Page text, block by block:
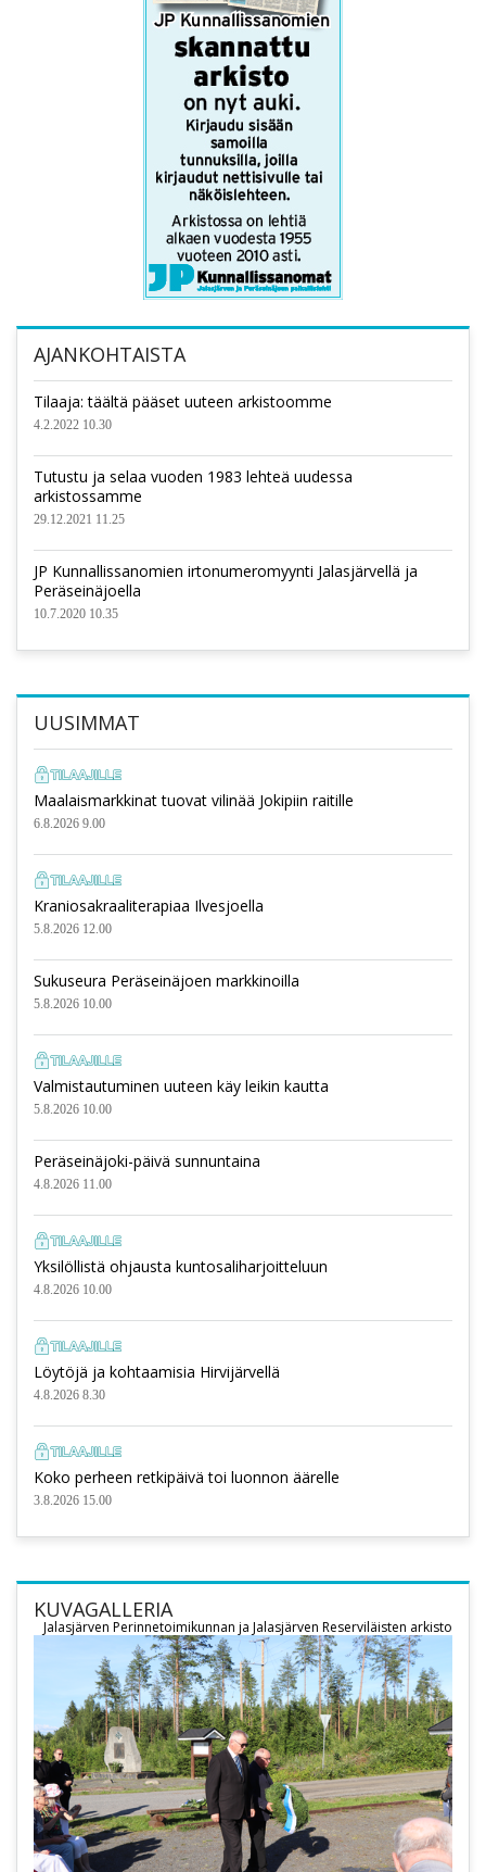
AJANKOHTAISTA
Tilaaja: täältä pääset uuteen arkistoomme
4.2.2022 10.30
Tutustu ja selaa vuoden 1983 lehteä uudessa
arkistossamme
29.12.2021 11.25
JP Kunnallissanomien irtonumeromyynti Jalasjärvellä ja
Peräseinäjoella
10.7.2020 10.35
UUSIMMAT
Maalaismarkkinat tuovat vilinää Jokipiin raitille
6.8.2026 9.00
Kraniosakraaliterapiaa Ilvesjoella
5.8.2026 12.00
Sukuseura Peräseinäjoen markkinoilla
5.8.2026 10.00
Valmistautuminen uuteen käy leikin kautta
5.8.2026 10.00
Peräseinäjoki-päivä sunnuntaina
4.8.2026 11.00
Yksilöllistä ohjausta kuntosaliharjoitteluun
4.8.2026 10.00
Löytöjä ja kohtaamisia Hirvijärvellä
4.8.2026 8.30
Koko perheen retkipäivä toi luonnon äärelle
3.8.2026 15.00
KUVAGALLERIA
Jalasjärven Perinnetoimikunnan ja Jalasjärven Reserviläisten arkisto